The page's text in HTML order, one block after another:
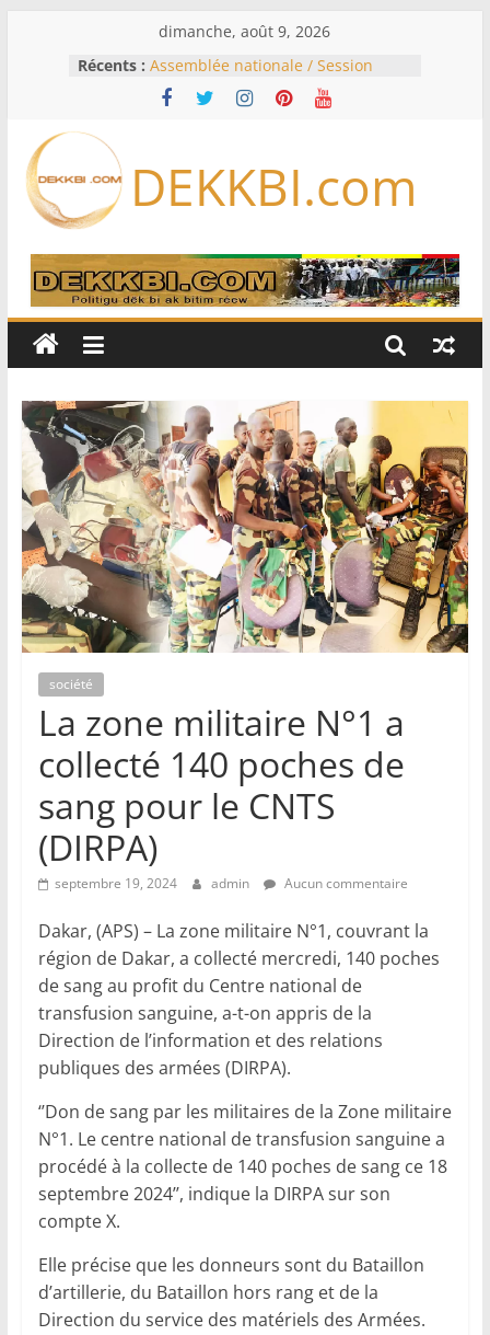
dimanche, août 9, 2026
Récents : Assemblée nationale / Session
extraordinaire: Six commissions
d’enquête à l’ordre du jour ce lundi
Bénin: Patrice Talon élu président
du Sénat, moins de trois mois
Pakistan et la Turquie signent un
accord de défense
RD Congo: Kinshasa interdit les
exportations de cuivre et de cobalt
production
DEKKBI.com
société
La zone militaire N°1 a
collecté 140 poches de
sang pour le CNTS
(DIRPA)
septembre 19, 2024 admin Aucun commentaire
Dakar, (APS) – La zone militaire N°1, couvrant la
région de Dakar, a collecté mercredi, 140 poches
de sang au profit du Centre national de
transfusion sanguine, a-t-on appris de la
Direction de l’information et des relations
publiques des armées (DIRPA).
‘’Don de sang par les militaires de la Zone militaire
N°1. Le centre national de transfusion sanguine a
procédé à la collecte de 140 poches de sang ce 18
septembre 2024’’, indique la DIRPA sur son
compte X.
Elle précise que les donneurs sont du Bataillon
d’artillerie, du Bataillon hors rang et de la
Direction du service des matériels des Armées.